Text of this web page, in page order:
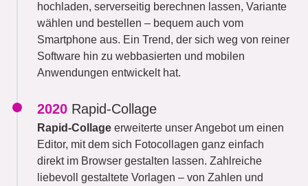
hochladen, serverseitig berechnen lassen, Variante
wählen und bestellen – bequem auch vom
Smartphone aus. Ein Trend, der sich weg von reiner
Software hin zu webbasierten und mobilen
Anwendungen entwickelt hat.
2020 Rapid-Collage
Rapid-Collage erweiterte unser Angebot um einen
Editor, mit dem sich Fotocollagen ganz einfach
direkt im Browser gestalten lassen. Zahlreiche
liebevoll gestaltete Vorlagen – von Zahlen und